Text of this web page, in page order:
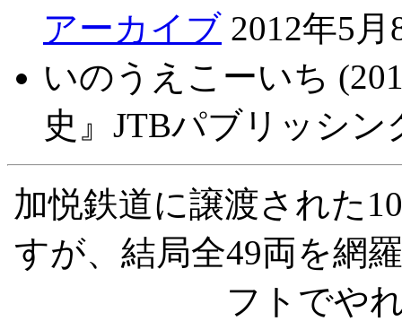
アーカイブ 2012年5
いのうえこーいち
史』JTBパブリッシン
加悦鉄道に譲渡された
すが、結局全49両を網
フトでや